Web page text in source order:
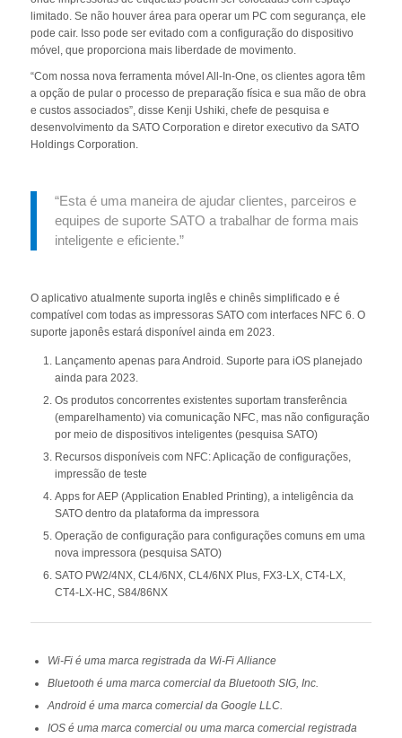
limitado. Se não houver área para operar um PC com segurança, ele
pode cair. Isso pode ser evitado com a configuração do dispositivo
móvel, que proporciona mais liberdade de movimento.
“Com nossa nova ferramenta móvel All-In-One, os clientes agora têm
a opção de pular o processo de preparação física e sua mão de obra
e custos associados”, disse Kenji Ushiki, chefe de pesquisa e
desenvolvimento da SATO Corporation e diretor executivo da SATO
Holdings Corporation.
“Esta é uma maneira de ajudar clientes, parceiros e
equipes de suporte SATO a trabalhar de forma mais
inteligente e eficiente.”
O aplicativo atualmente suporta inglês e chinês simplificado e é
compatível com todas as impressoras SATO com interfaces NFC 6. O
suporte japonês estará disponível ainda em 2023.
Lançamento apenas para Android. Suporte para iOS planejado
ainda para 2023.
Os produtos concorrentes existentes suportam transferência
(emparelhamento) via comunicação NFC, mas não configuração
por meio de dispositivos inteligentes (pesquisa SATO)
Recursos disponíveis com NFC: Aplicação de configurações,
impressão de teste
Apps for AEP (Application Enabled Printing), a inteligência da
SATO dentro da plataforma da impressora
Operação de configuração para configurações comuns em uma
nova impressora (pesquisa SATO)
SATO PW2/4NX, CL4/6NX, CL4/6NX Plus, FX3-LX, CT4-LX,
CT4-LX-HC, S84/86NX
Wi-Fi é uma marca registrada da Wi-Fi Alliance
Bluetooth é uma marca comercial da Bluetooth SIG, Inc.
Android é uma marca comercial da Google LLC.
IOS é uma marca comercial ou uma marca comercial registrada